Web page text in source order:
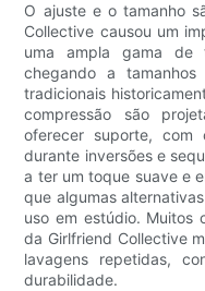
O ajuste e o tamanho
Collective causou um
uma ampla gama de
chegando a
tradicionais
compressão são
oferecer suporte,
durante inversões e
a ter um toque suave e
que algumas
uso em estúdio. Muitos
da Girlfriend Collective
lavagens repetidas,
durabilidade.